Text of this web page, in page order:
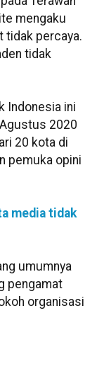
mengaku
tidak percaya.
tidak
Indonesia ini
2020
20 kota di
pemuka opini
media tidak
umumnya
pengamat
organisasi